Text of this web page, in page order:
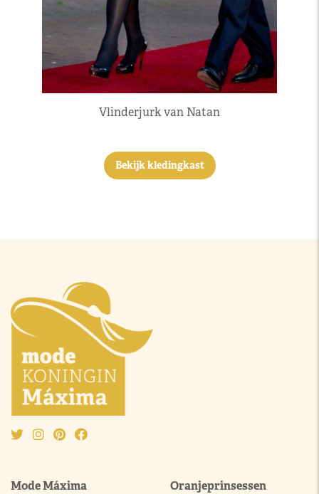
Vlinderjurk van Natan
Bekijk kledingkast
Mode Máxima Oranjeprinsessen